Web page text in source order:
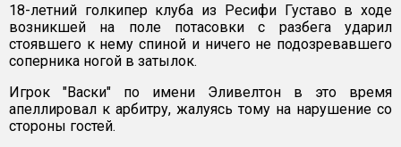
18-летний голкипер клуба из Ресифи Густаво в ходе
возникшей на поле потасовки с разбега ударил
стоявшего к нему спиной и ничего не подозревавшего
соперника ногой в затылок.
Игрок "Васки" по имени Эливелтон в это время
апеллировал к арбитру, жалуясь тому на нарушение со
стороны гостей.